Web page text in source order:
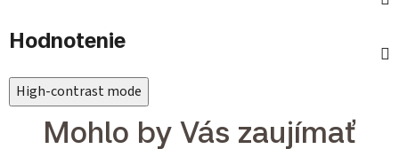
Hodnotenie
High-contrast mode
Mohlo by Vás zaujímať